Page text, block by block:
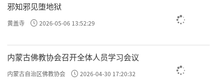
邪知邪见堕地狱
黄盖寺 2026-05-06 13:52:29
内蒙古佛教协会召开全体人员学习会议
内蒙古自治区佛教协会 2026-04-30 17:20:32